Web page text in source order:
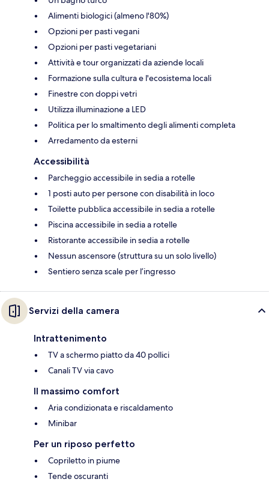
Alimenti biologici (almeno l'80%)
Opzioni per pasti vegani
Opzioni per pasti vegetariani
Attività e tour organizzati da aziende locali
Formazione sulla cultura e l'ecosistema locali
Finestre con doppi vetri
Utilizza illuminazione a LED
Politica per lo smaltimento degli alimenti completa
Arredamento da esterni
Accessibilità
Parcheggio accessibile in sedia a rotelle
1 posti auto per persone con disabilità in loco
Toilette pubblica accessibile in sedia a rotelle
Piscina accessibile in sedia a rotelle
Ristorante accessibile in sedia a rotelle
Nessun ascensore (struttura su un solo livello)
Sentiero senza scale per l’ingresso
Servizi della camera
Intrattenimento
TV a schermo piatto da 40 pollici
Canali TV via cavo
Il massimo comfort
Aria condizionata e riscaldamento
Minibar
Per un riposo perfetto
Copriletto in piume
Tende oscuranti